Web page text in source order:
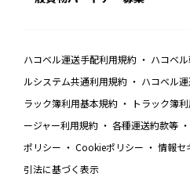
ハコベル運送手配利用規約 ハコベ
ルシステム共通利用規約
ハコベル
ラック簿利用基本規約
トラック簿
ージャー利用規約
各種運送約款等
ポリシー
Cookieポリシー 情報セ
引法に基づく表示